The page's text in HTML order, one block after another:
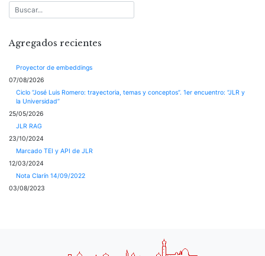
Agregados recientes
Proyector de embeddings
07/08/2026
Ciclo “José Luis Romero: trayectoria, temas y conceptos”. 1er encuentro: “JLR y
la Universidad”
25/05/2026
JLR RAG
23/10/2024
Marcado TEI y API de JLR
12/03/2024
Nota Clarín 14/09/2022
03/08/2023